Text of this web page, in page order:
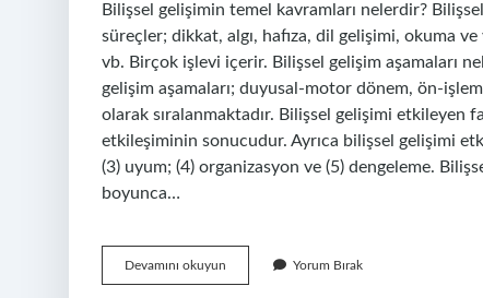
Bilişsel gelişimin temel kavramları nelerdir?
süreçler; dikkat, algı, hafıza, dil gelişimi, okuma
vb. Birçok işlevi içerir. Bilişsel gelişim aşamaları
gelişim aşamaları; duyusal-motor dönem, ön-
olarak sıralanmaktadır. Bilişsel gelişimi etkileyen
etkileşiminin sonucudur. Ayrıca bilişsel gelişimi
(3) uyum; (4) organizasyon ve (5) dengeleme.
boyunca…
Devamını okuyun
Gelişimin
Yorum Bırak